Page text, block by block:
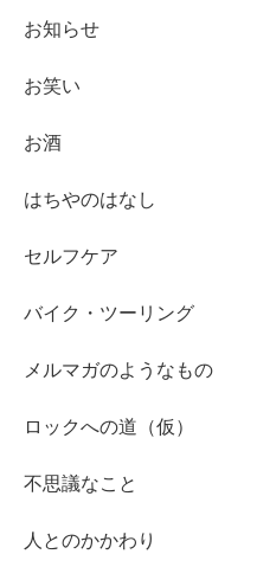
お知らせ
お笑い
お酒
はちやのはなし
セルフケア
バイク・ツーリング
メルマガのようなもの
ロックへの道（仮）
不思議なこと
人とのかかわり